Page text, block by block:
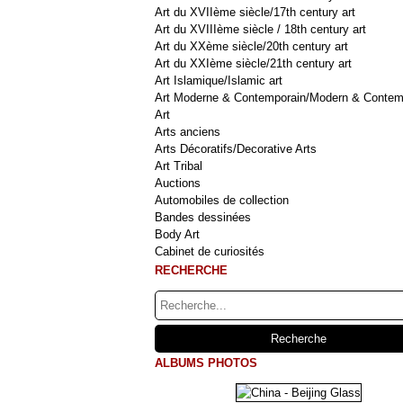
Art du XVIIème siècle/17th century art
Art du XVIIIème siècle / 18th century art
Art du XXème siècle/20th century art
Art du XXIème siècle/21th century art
Art Islamique/Islamic art
Art Moderne & Contemporain/Modern &
Art
Arts anciens
Arts Décoratifs/Decorative Arts
Art Tribal
Auctions
Automobiles de collection
Bandes dessinées
Body Art
Cabinet de curiosités
RECHERCHE
ALBUMS PHOTOS